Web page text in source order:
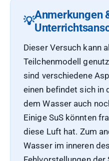
Anmerkungen
Dieser Versuch kann
Teilchenmodell
sind verschiedene
einen befindet sich in
dem Wasser auch
Einige SuS könnten
diese Luft hat. Zum
Wasser im inneren